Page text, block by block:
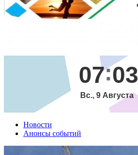
07 03
Вс., 9 Августа
Новости
Анонсы событий